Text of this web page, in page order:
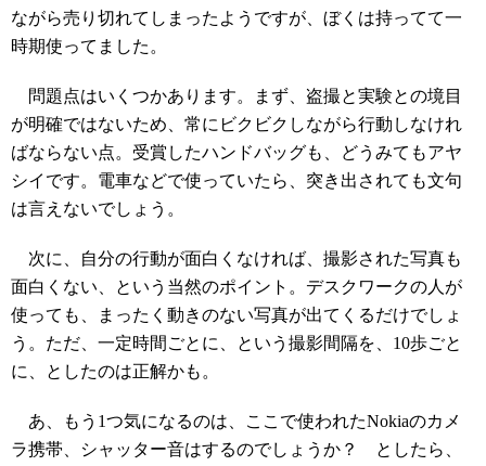
ながら売り切れてしまったようですが、ぼくは持ってて一
時期使ってました。
問題点はいくつかあります。まず、盗撮と実験との境目
が明確ではないため、常にビクビクしながら行動しなけれ
ばならない点。受賞したハンドバッグも、どうみてもアヤ
シイです。電車などで使っていたら、突き出されても文句
は言えないでしょう。
次に、自分の行動が面白くなければ、撮影された写真も
面白くない、という当然のポイント。デスクワークの人が
使っても、まったく動きのない写真が出てくるだけでしょ
う。ただ、一定時間ごとに、という撮影間隔を、10歩ごと
に、としたのは正解かも。
あ、もう1つ気になるのは、ここで使われたNokiaのカメ
ラ携帯、シャッター音はするのでしょうか？ としたら、